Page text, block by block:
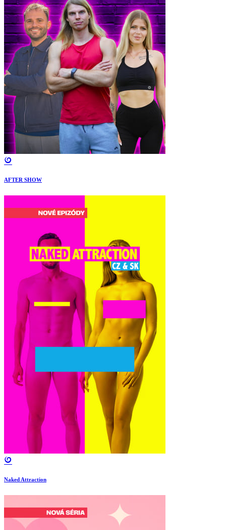
AFTER SHOW
Naked Attraction